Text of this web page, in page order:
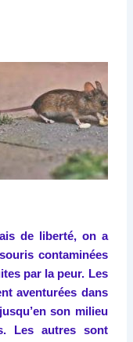
de liberté, on a
contaminées
par la peur. Les
aventurées dans
son milieu
Les autres sont